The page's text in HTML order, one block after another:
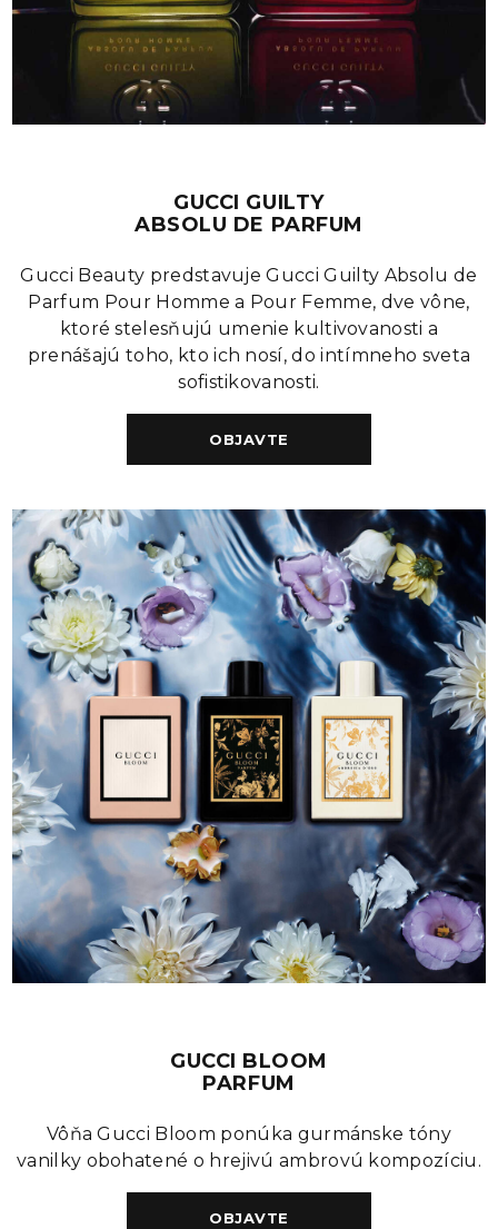
GUCCI GUILTY
ABSOLU DE PARFUM
Gucci Beauty predstavuje Gucci Guilty Absolu de
Parfum Pour Homme a Pour Femme, dve vône,
ktoré stelesňujú umenie kultivovanosti a
prenášajú toho, kto ich nosí, do intímneho sveta
sofistikovanosti.
OBJAVTE
GUCCI BLOOM
PARFUM
Vôňa Gucci Bloom ponúka gurmánske tóny
vanilky obohatené o hrejivú ambrovú kompozíciu.
OBJAVTE